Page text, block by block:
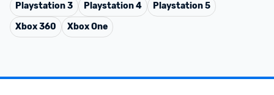
Playstation 3
Playstation 4
Playstation 5
Xbox 360
Xbox One